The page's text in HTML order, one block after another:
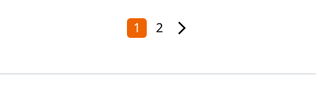
1 2